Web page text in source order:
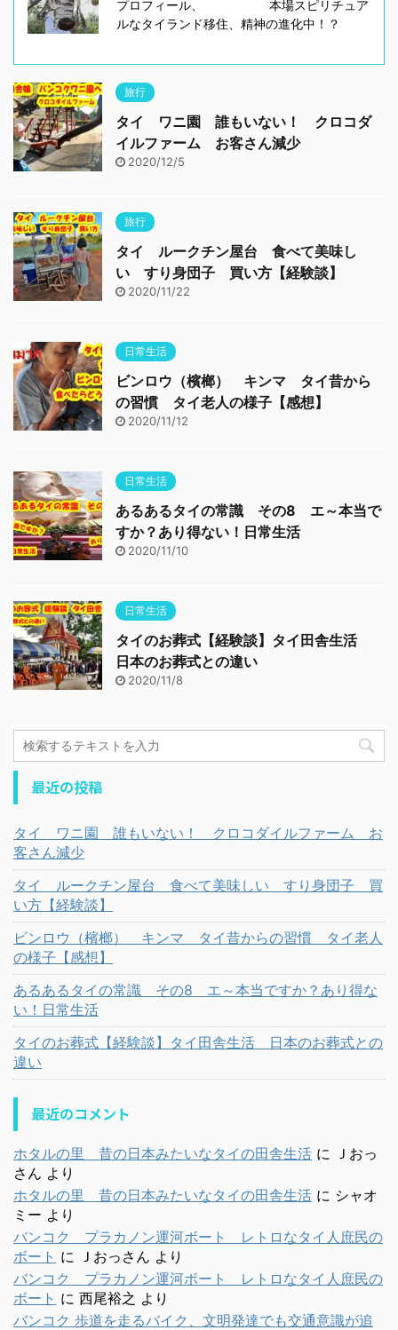
プロフィール、 本場スピリチュア
ルなタイランド移住、精神の進化中！？
旅行
タイ ワニ園 誰もいない！ クロコダ
イルファーム お客さん減少
2020/12/5
旅行
タイ ルークチン屋台 食べて美味し
い すり身団子 買い方【経験談】
2020/11/22
日常生活
ビンロウ（檳榔） キンマ タイ昔から
の習慣 タイ老人の様子【感想】
2020/11/12
日常生活
あるあるタイの常識 その8 エ～本当で
すか？あり得ない！日常生活
2020/11/10
日常生活
タイのお葬式【経験談】タイ田舎生活
日本のお葬式との違い
2020/11/8
最近の投稿
タイ ワニ園 誰もいない！ クロコダイルファーム お
客さん減少
タイ ルークチン屋台 食べて美味しい すり身団子 買
い方【経験談】
ビンロウ（檳榔） キンマ タイ昔からの習慣 タイ老人
の様子【感想】
あるあるタイの常識 その8 エ～本当ですか？あり得な
い！日常生活
タイのお葬式【経験談】タイ田舎生活 日本のお葬式との
違い
最近のコメント
ホタルの里 昔の日本みたいなタイの田舎生活 に Ｊおっ
さん より
ホタルの里 昔の日本みたいなタイの田舎生活 に シャオ
ミー より
バンコク プラカノン運河ボート レトロなタイ人庶民の
ボート に Ｊおっさん より
バンコク プラカノン運河ボート レトロなタイ人庶民の
ボート に 西尾裕之 より
バンコク 歩道を走るバイク、文明発達でも交通意識が追